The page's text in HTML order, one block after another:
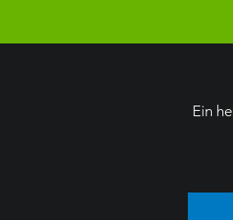
Ein